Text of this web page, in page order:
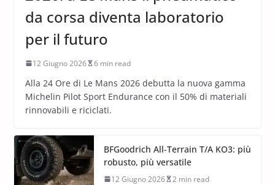
da corsa diventa laboratorio
per il futuro
12 Giugno 2026 6 min read
Alla 24 Ore di Le Mans 2026 debutta la nuova gamma
Michelin Pilot Sport Endurance con il 50% di materiali
rinnovabili e riciclati.
BFGoodrich All-Terrain T/A KO3: più
robusto, più versatile
12 Giugno 2026 2 min read